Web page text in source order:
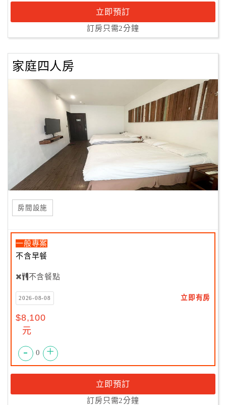
立即預訂
訂房只需2分鐘
家庭四人房
房間設施
一般專案
不含早餐
不含餐點
2026-08-08 立即有房
$8,100
元
- 0 +
立即預訂
訂房只需2分鐘